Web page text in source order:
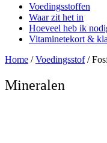
Voedingsstoffen
Waar zit het in
Hoeveel heb ik
Vitaminetekort &
Home /Voedingsstof/
Mineralen